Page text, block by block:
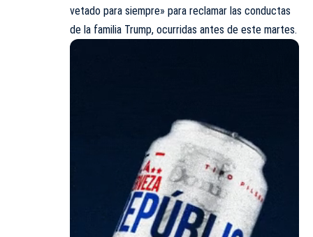
vetado para siempre» para reclamar las conductas
de la familia Trump, ocurridas antes de este martes.